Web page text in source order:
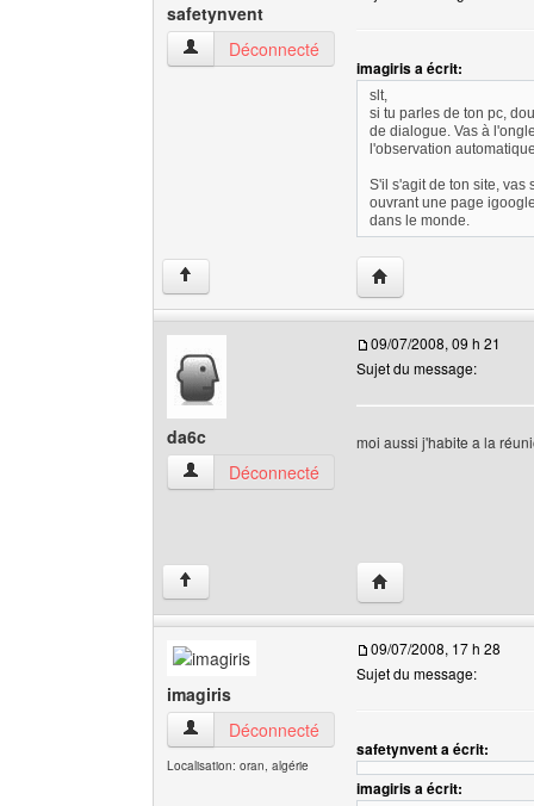
safetynvent
safetynvent Voir le profil de l'utilisateur
Déconnecté
imagiris a écrit:
slt,
si tu parles de ton pc,
de dialogue. Vas à
l'observation
S'il s'agit de ton site, vas
ouvrant une page
dans le monde.
↑ Visiter le site web
da6c
da6c Voir le profil de l'utilisateur
Déconnecté
09/07/2008, 09 h 21
Sujet du message:
moi aussi j'habite a la
↑ Visiter le site web de
imagiris
imagiris Voir le profil de l'utilisateur
Déconnecté
Localisation: oran, algérie
09/07/2008, 17 h 28
Sujet du message:
safetynvent a écrit:
imagiris a écrit: